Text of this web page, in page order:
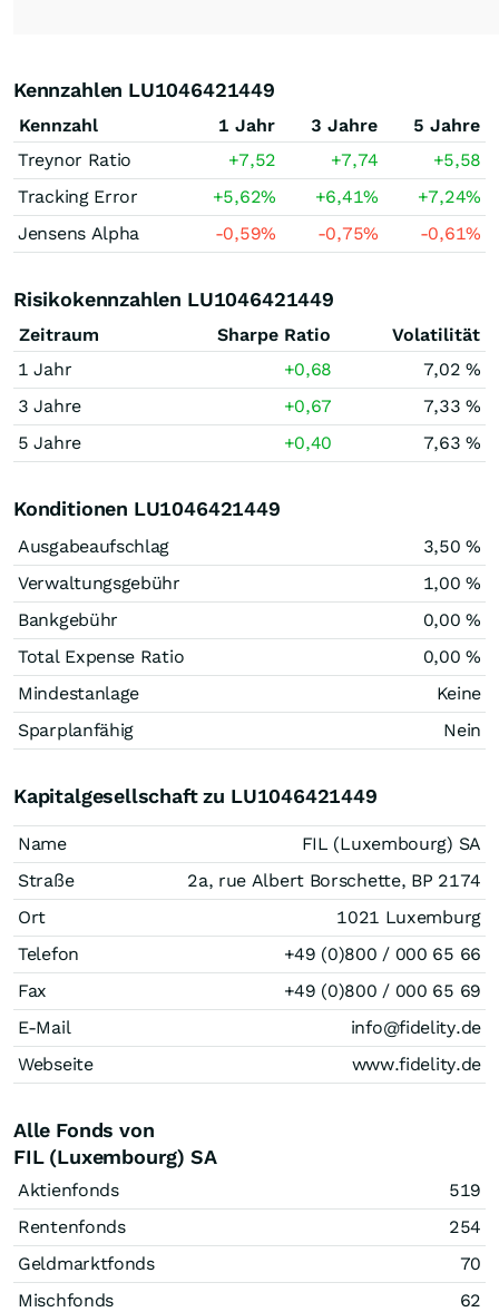
Kennzahlen LU1046421449
Kennzahl 1 Jahr 3 Jahre
5 Jahre
Treynor Ratio
+7,52 +7,74
+5,58
Tracking Error
+5,62% +6,41% +7,24%
Jensens Alpha
-0,59% -0,75% -0,61%
Risikokennzahlen LU1046421449
Zeitraum Sharpe Ratio
Volatilität
1 Jahr
+0,68
7,02 %
3 Jahre
+0,67
7,33 %
5 Jahre
+0,40 7,63 %
Konditionen LU1046421449
Ausgabeaufschlag
3,50 %
Verwaltungsgebühr
1,00 %
Bankgebühr
0,00 %
Total Expense Ratio
0,00 %
Mindestanlage
Keine
Sparplanfähig
Nein
Kapitalgesellschaft zu LU1046421449
Name
FIL (Luxembourg) SA
Straße
2a, rue Albert Borschette, BP 2174
Ort
1021 Luxemburg
Telefon
+49 (0)800 / 000 65 66
Fax
+49 (0)800 / 000 65 69
E-Mail
info@fidelity.de
Webseite
www.fidelity.de
Alle Fonds von
FIL (Luxembourg) SA
Aktienfonds
519
Rentenfonds
254
Geldmarktfonds
70
Mischfonds
62